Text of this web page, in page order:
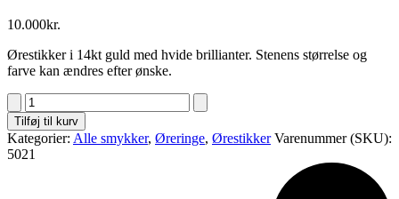
10.000kr.
Ørestikker i 14kt guld med hvide brillianter. Stenens størrelse og
farve kan ændres efter ønske.
Ørestikker
med
brillianter
antal
Tilføj til kurv
Kategorier: Alle smykker, Øreringe, Ørestikker Varenummer (SKU):
5021